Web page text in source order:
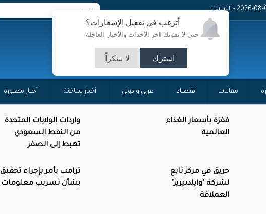
أترغب في تفعيل الإشعارات؟
حتى لا تفوتك آخر الأحداث والأخبار العاجلة
اشترك لا شكراً
08-08 - السبت
مقالات اقتصاد عربي و دولي أخبار ساخنة أخبار مصورة
قفزة بأسعار الغذاء
العالمية
واردات الولايات المتحدة
من النفط السعودي
تهبط إلى الصفر
حريق في مركز تابع
لشركة "وايلدبيريز"
العملاقة
ترامب يأمر بإجراء تحقيق
بشأن تسريب معلومات